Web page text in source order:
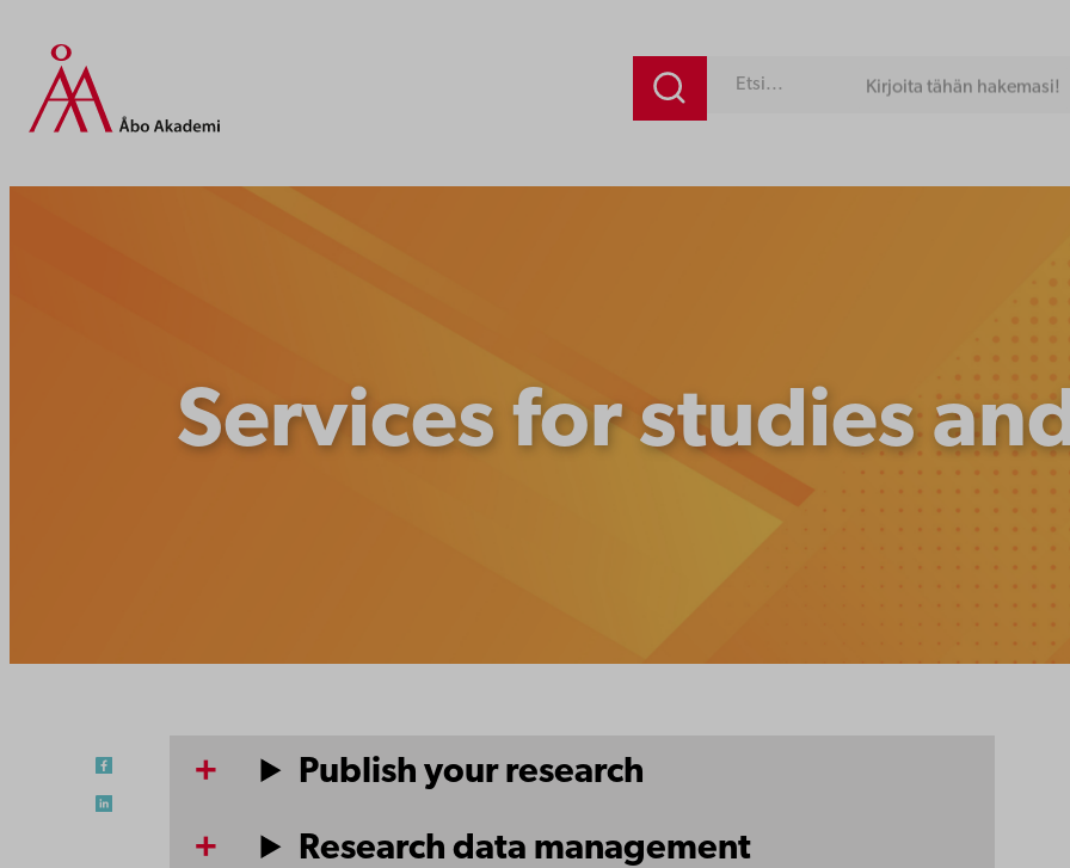
sisältöön
Kirjoita tähän hakemasi!
Services for studies
Publish your research
Research data management